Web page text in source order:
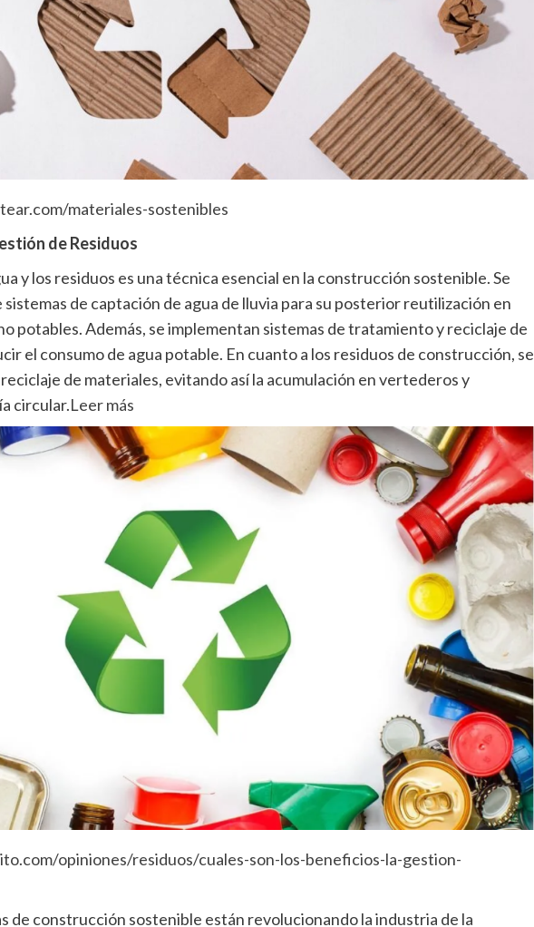
materiales-sostenibles
de Residuos
y los residuos es una técnica esencial en la construcción sostenible. Se
de captación de agua de lluvia para su posterior reutilización en
potables. Además, se implementan sistemas de tratamiento y reciclaje de
el consumo de agua potable. En cuanto a los residuos de construcción, se
de materiales, evitando así la acumulación en vertederos y
circular.Leer más
opiniones/residuos/cuales-son-los-beneficios-la-gestion-
de construcción sostenible están revolucionando la industria de la